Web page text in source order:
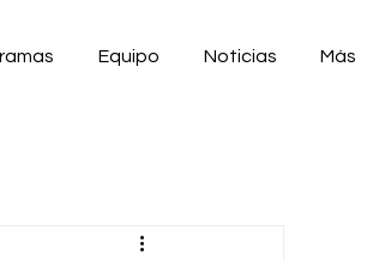
Equipo Noticias Más